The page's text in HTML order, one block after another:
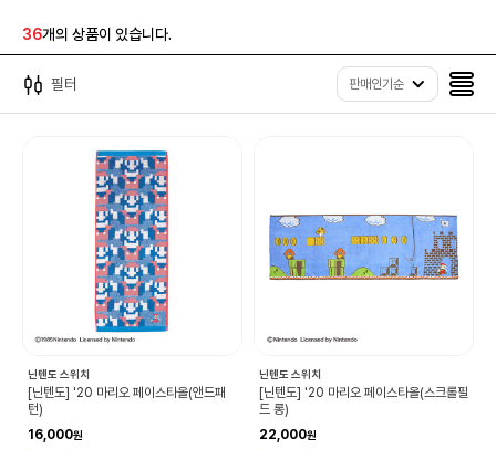
36개의 상품이 있습니다.
필터 판매인기순
닌텐도 스위치
[닌텐도] '20 마리오 페이스타올(앤드패
턴)
16,000
닌텐도 스위치
[닌텐도] '20 마리오 페이스타올(스크롤필
드 롱)
22,000